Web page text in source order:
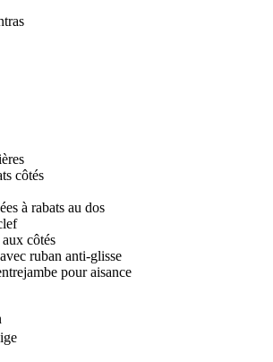
côtés
à rabats au dos
côtés
ruban anti‐glisse
pour aisance